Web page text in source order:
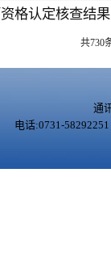
格认定核查结
共730
通
电话:0731-